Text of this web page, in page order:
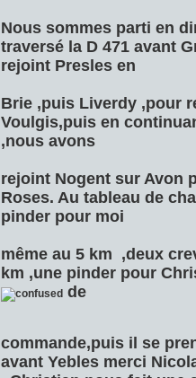
Nous sommes parti en
traversé la D 471 avant
rejoint Presles en
Brie ,puis Liverdy ,pour
Voulgis,puis en
,nous avons
rejoint Nogent sur Avon
Roses. Au tableau de
pinder pour moi
même au 5 km ,deux
km ,une pinder pour
de
commande,puis il se
avant Yebles merci